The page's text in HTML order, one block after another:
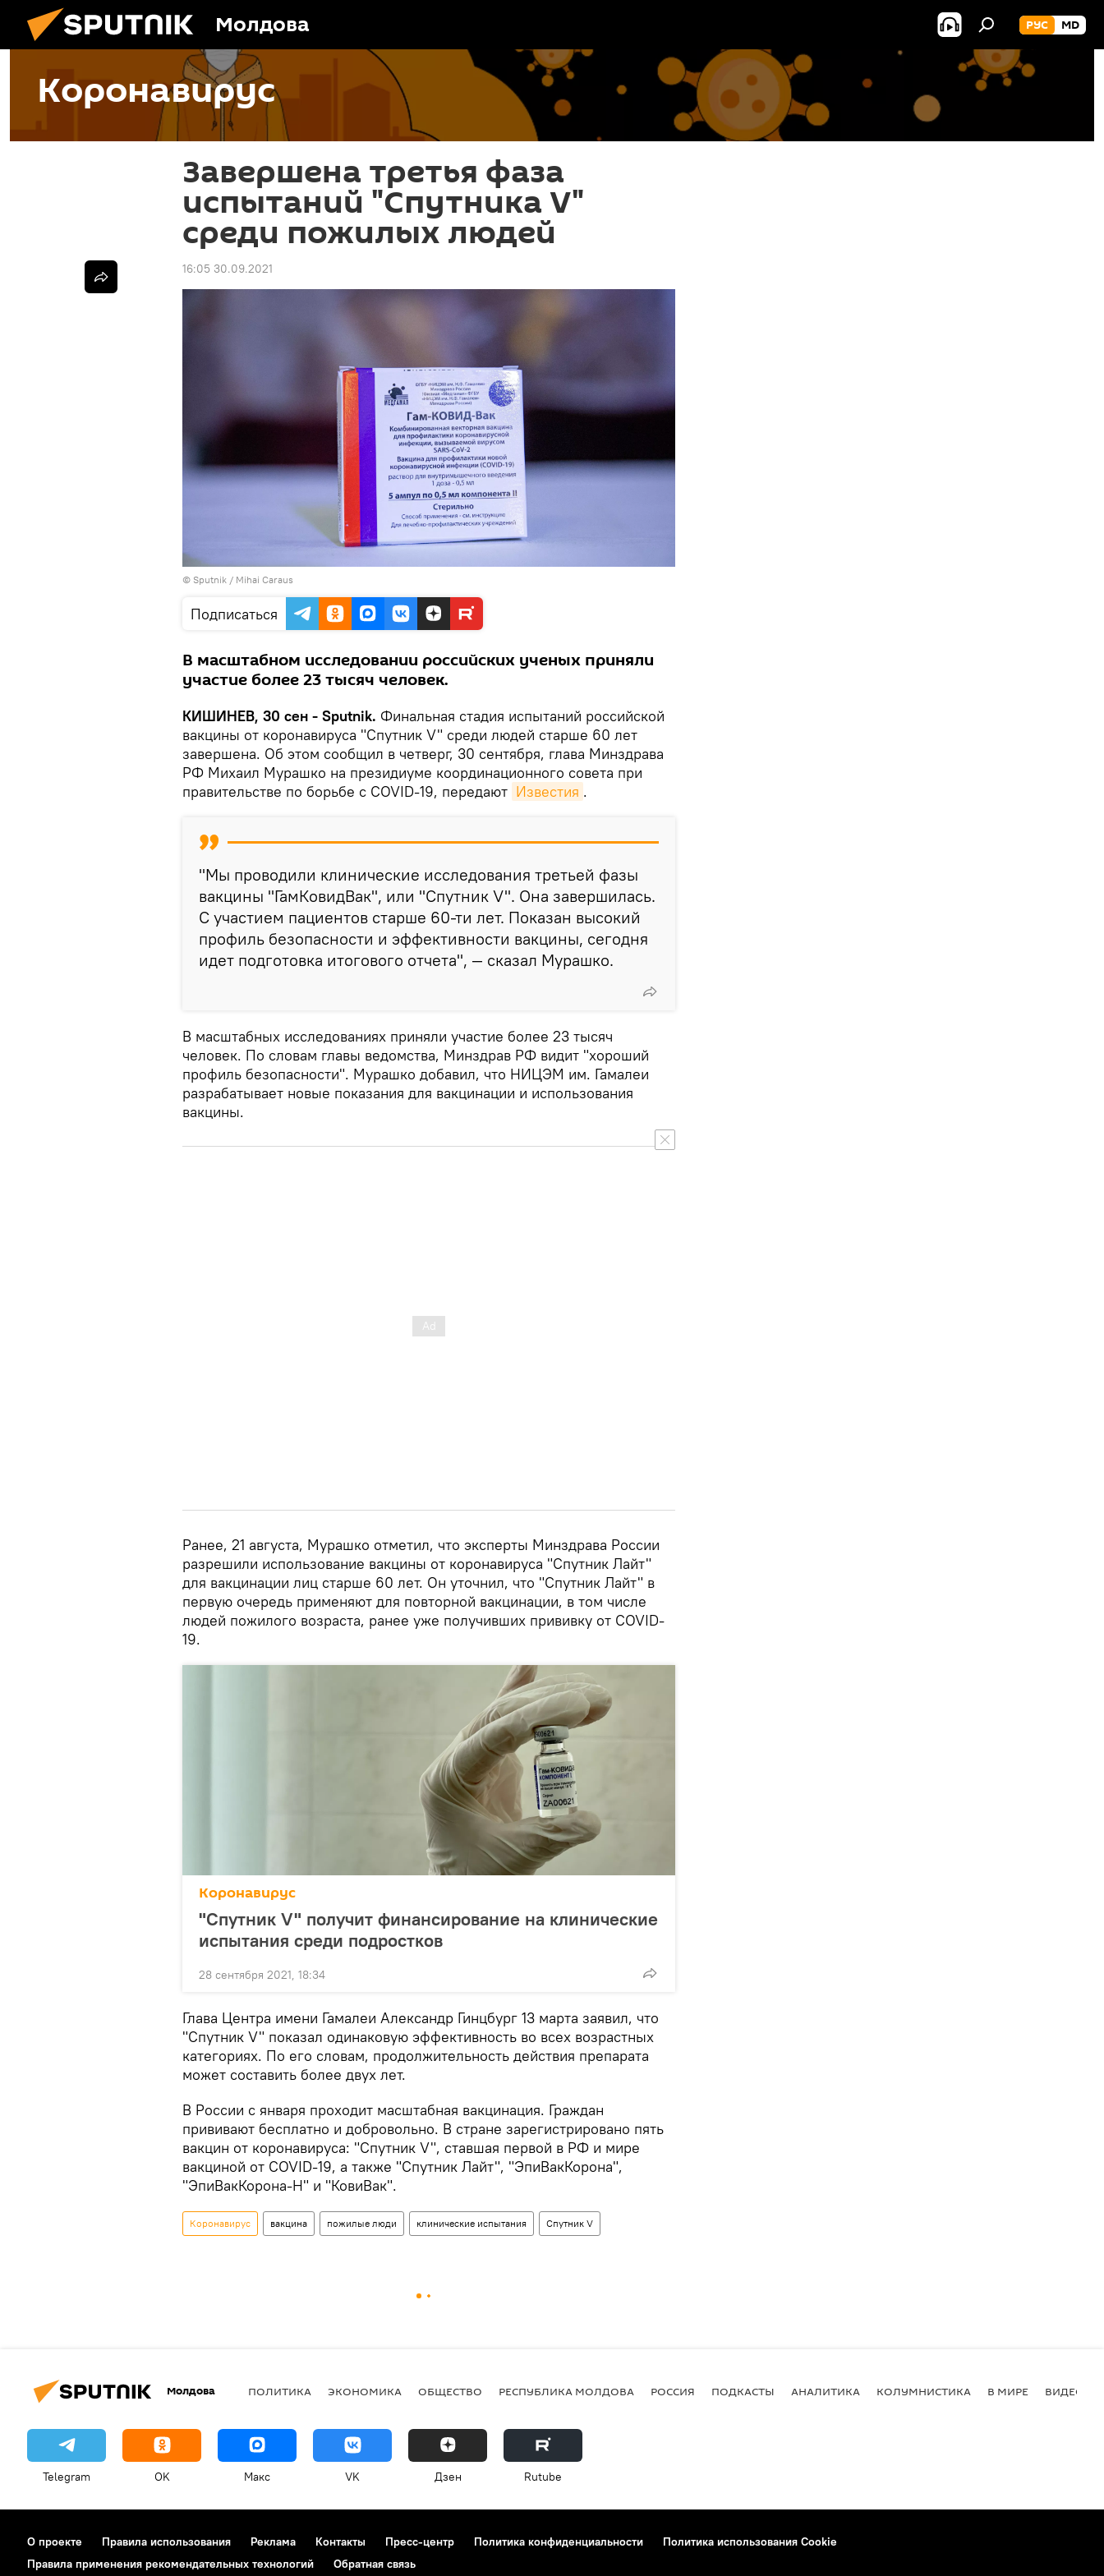
Молдова РУС MD
Коронавирус
Завершена третья фаза
испытаний "Спутника V"
среди пожилых людей
16:05 30.09.2021
© Sputnik / Mihai Caraus
Подписаться
В масштабном исследовании российских ученых приняли
участие более 23 тысяч человек.
КИШИНЕВ, 30 сен - Sputnik. Финальная стадия испытаний российской
вакцины от коронавируса "Спутник V" среди людей старше 60 лет
завершена. Об этом сообщил в четверг, 30 сентября, глава Минздрава
РФ Михаил Мурашко на президиуме координационного совета при
правительстве по борьбе с COVID-19, передают Известия .
"Мы проводили клинические исследования третьей фазы
вакцины "ГамКовидВак", или "Спутник V". Она завершилась.
С участием пациентов старше 60-ти лет. Показан высокий
профиль безопасности и эффективности вакцины, сегодня
идет подготовка итогового отчета", — сказал Мурашко.
В масштабных исследованиях приняли участие более 23 тысяч
человек. По словам главы ведомства, Минздрав РФ видит "хороший
профиль безопасности". Мурашко добавил, что НИЦЭМ им. Гамалеи
разрабатывает новые показания для вакцинации и использования
вакцины.
Ранее, 21 августа, Мурашко отметил, что эксперты Минздрава России
разрешили использование вакцины от коронавируса "Спутник Лайт"
для вакцинации лиц старше 60 лет. Он уточнил, что "Спутник Лайт" в
первую очередь применяют для повторной вакцинации, в том числе
людей пожилого возраста, ранее уже получивших прививку от COVID-
19.
Коронавирус
"Спутник V" получит финансирование на клинические
испытания среди подростков
28 сентября 2021, 18:34
Глава Центра имени Гамалеи Александр Гинцбург 13 марта заявил, что
"Спутник V" показал одинаковую эффективность во всех возрастных
категориях. По его словам, продолжительность действия препарата
может составить более двух лет.
В России с января проходит масштабная вакцинация. Граждан
прививают бесплатно и добровольно. В стране зарегистрировано пять
вакцин от коронавируса: "Спутник V", ставшая первой в РФ и мире
вакциной от COVID-19, а также "Спутник Лайт", "ЭпиВакКорона",
"ЭпиВакКорона-Н" и "КовиВак".
Коронавирус вакцина пожилые люди клинические испытания Спутник V
Молдова ПОЛИТИКА ЭКОНОМИКА ОБЩЕСТВО РЕСПУБЛИКА МОЛДОВА РОССИЯ ПОДКАСТЫ АНАЛИТИКА КОЛУМНИСТИКА В МИРЕ ВИДЕО
Telegram OK Макс VK Дзен Rutube
О проекте Правила использования Реклама Контакты Пресс-центр Политика конфиденциальности
Политика использования Cookie
Правила применения рекомендательных технологий
Обратная связь